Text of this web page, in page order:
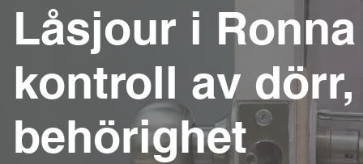
Låsjour i
kontroll av
behörighet